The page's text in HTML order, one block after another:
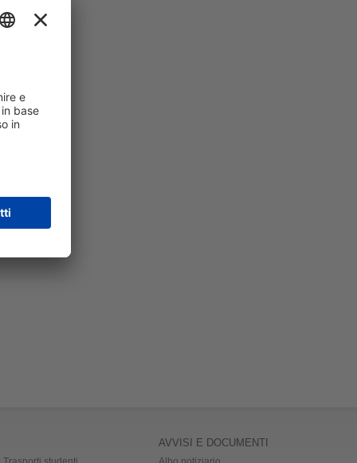
AVVISI E DOCUMENTI